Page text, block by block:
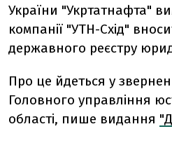
України "Укртатнафта"
компанії "УТН-Схід"
державного реєстру
Про це йдеться у
Головного управління
області, пише видання